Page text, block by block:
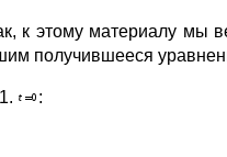
к этому материалу мы
получившееся
: